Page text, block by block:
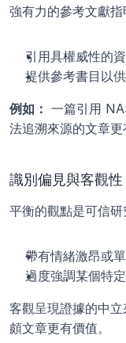
強有力的參考文獻
引用具權威性的資
提供參考書目以供
例如： 一篇引用
法追溯來源的文章更
識別偏見與客觀性
平衡的觀點是可信研
帶有情緒激昂或
過度強調某個特定
客觀呈現證據的中
頗文章更有價值。